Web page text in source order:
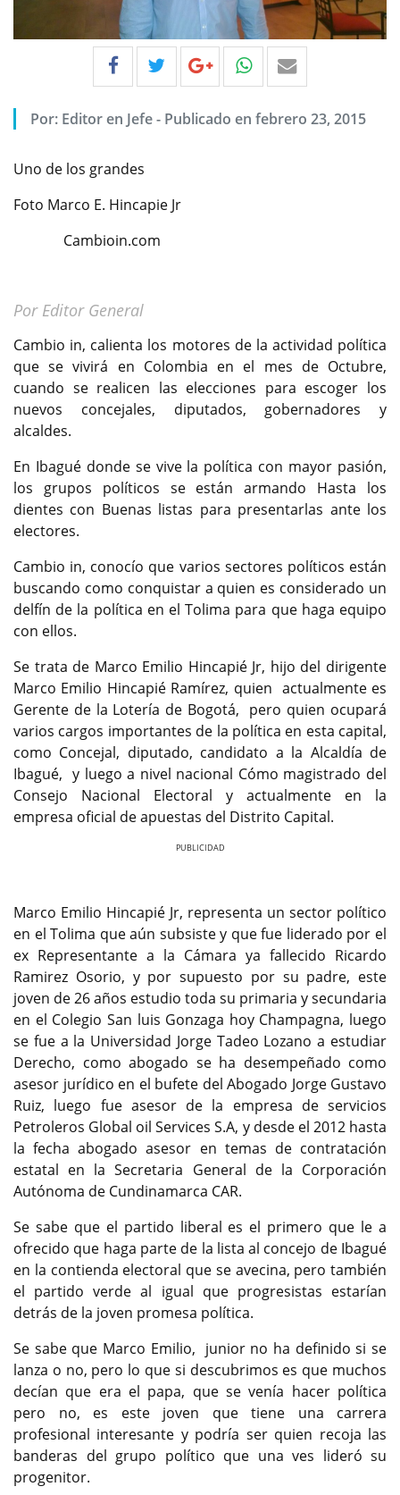
Por: Editor en Jefe- Publicado en febrero 23, 2015
Uno de los grandes
Foto Marco E. Hincapie Jr
Cambioin.com
Por Editor General
Cambio in, calienta los motores de la actividad política
que se vivirá en Colombia en el mes de Octubre,
cuando se realicen las elecciones para escoger los
nuevos concejales, diputados, gobernadores y
alcaldes.
En Ibagué donde se vive la política con mayor pasión,
los grupos políticos se están armando Hasta los
dientes con Buenas listas para presentarlas ante los
electores.
Cambio in, conocío que varios sectores políticos están
buscando como conquistar a quien es considerado un
delfín de la política en el Tolima para que haga equipo
con ellos.
Se trata de Marco Emilio Hincapié Jr, hijo del dirigente
Marco Emilio Hincapié Ramírez, quien actualmente es
Gerente de la Lotería de Bogotá, pero quien ocupará
varios cargos importantes de la política en esta capital,
como Concejal, diputado, candidato a la Alcaldía de
Ibagué, y luego a nivel nacional Cómo magistrado del
Consejo Nacional Electoral y actualmente en la
empresa oficial de apuestas del Distrito Capital.
Marco Emilio Hincapié Jr, representa un sector político
en el Tolima que aún subsiste y que fue liderado por el
ex Representante a la Cámara ya fallecido Ricardo
Ramirez Osorio, y por supuesto por su padre, este
joven de 26 años estudio toda su primaria y secundaria
en el Colegio San luis Gonzaga hoy Champagna, luego
se fue a la Universidad Jorge Tadeo Lozano a estudiar
Derecho, como abogado se ha desempeñado como
asesor jurídico en el bufete del Abogado Jorge Gustavo
Ruiz, luego fue asesor de la empresa de servicios
Petroleros Global oil Services S.A, y desde el 2012 hasta
la fecha abogado asesor en temas de contratación
estatal en la Secretaria General de la Corporación
Autónoma de Cundinamarca CAR.
Se sabe que el partido liberal es el primero que le a
ofrecido que haga parte de la lista al concejo de Ibagué
en la contienda electoral que se avecina, pero también
el partido verde al igual que progresistas estarían
detrás de la joven promesa política.
Se sabe que Marco Emilio, junior no ha definido si se
lanza o no, pero lo que si descubrimos es que muchos
decían que era el papa, que se venía hacer política
pero no, es este joven que tiene una carrera
profesional interesante y podría ser quien recoja las
banderas del grupo político que una ves lideró su
progenitor.